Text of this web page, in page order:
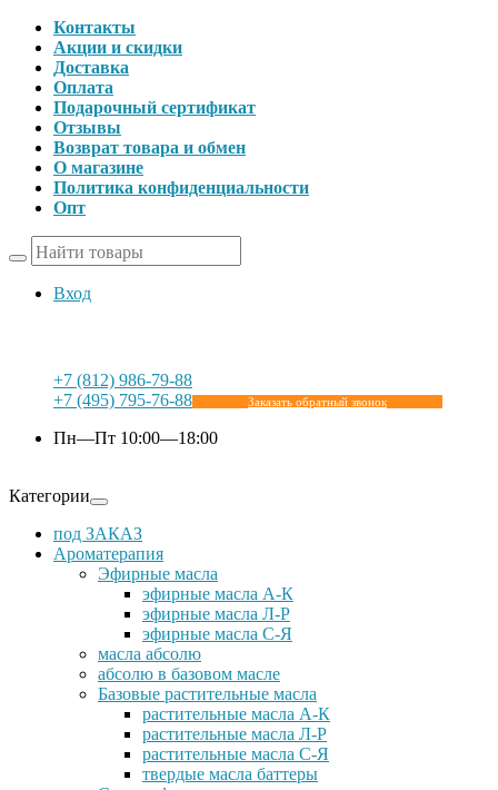
Контакты
Акции и скидки
Доставка
Оплата
Подарочный сертификат
Отзывы
Возврат товара и обмен
О магазине
Политика конфиденциальности
Опт
Вход
+7 (812) 986-79-88
+7 (495) 795-76-88
Заказать обратный звонок
Пн—Пт 10:00—18:00
Категории
под ЗАКАЗ
Ароматерапия
Эфирные масла
эфирные масла А-К
эфирные масла Л-Р
эфирные масла С-Я
масла абсолю
абсолю в базовом масле
Базовые растительные масла
растительные масла А-К
растительные масла Л-Р
растительные масла С-Я
твердые масла баттеры